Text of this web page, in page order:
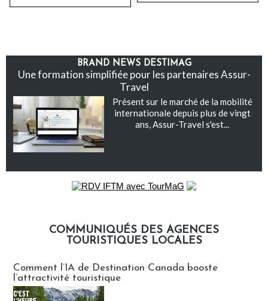
BRAND NEWS DESTIMAG
Une formation simplifiée pour les partenaires Assur-
Travel
Présent sur le marché de la mobilité
internationale depuis plus de vingt
ans, Assur-Travel s'est...
COMMUNIQUÉS DES AGENCES
TOURISTIQUES LOCALES
Comment l’IA de Destination Canada booste
l’attractivité touristique